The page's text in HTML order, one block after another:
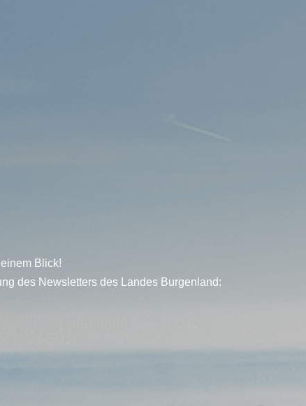
Blick!
des Newsletters des Landes Burgenland: